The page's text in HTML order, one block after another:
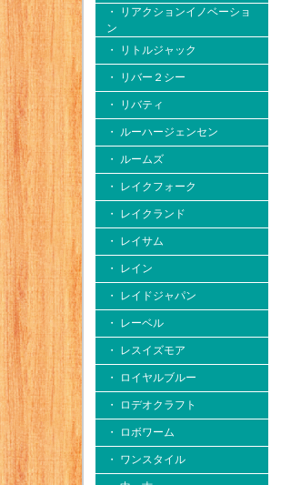
・ リアクションイノベーショ
ン
・ リトルジャック
・ リバー２シー
・ リバティ
・ ルーハージェンセン
・ ルームズ
・ レイクフォーク
・ レイクランド
・ レイサム
・ レイン
・ レイドジャパン
・ レーベル
・ レスイズモア
・ ロイヤルブルー
・ ロデオクラフト
・ ロボワーム
・ ワンスタイル